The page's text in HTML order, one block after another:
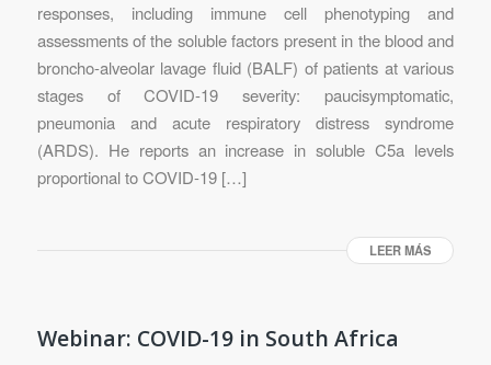
responses, including immune cell phenotyping and
assessments of the soluble factors present in the blood and
broncho-alveolar lavage fluid (BALF) of patients at various
stages of COVID-19 severity: paucisymptomatic,
pneumonia and acute respiratory distress syndrome
(ARDS). He reports an increase in soluble C5a levels
proportional to COVID-19 […]
LEER MÁS
Webinar: COVID-19 in South Africa